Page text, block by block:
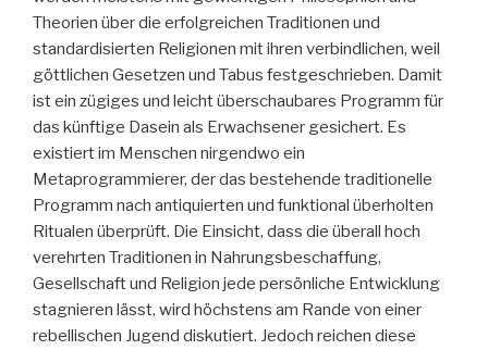
Theorien über die erfolgreichen Traditionen und
standardisierten Religionen mit ihren verbindlichen, weil
göttlichen Gesetzen und Tabus festgeschrieben. Damit
ist ein zügiges und leicht überschaubares Programm für
das künftige Dasein als Erwachsener gesichert. Es
existiert im Menschen nirgendwo ein
Metaprogrammierer, der das bestehende traditionelle
Programm nach antiquierten und funktional überholten
Ritualen überprüft. Die Einsicht, dass die überall hoch
verehrten Traditionen in Nahrungsbeschaffung,
Gesellschaft und Religion jede persönliche Entwicklung
stagnieren lässt, wird höchstens am Rande von einer
rebellischen Jugend diskutiert. Jedoch reichen diese